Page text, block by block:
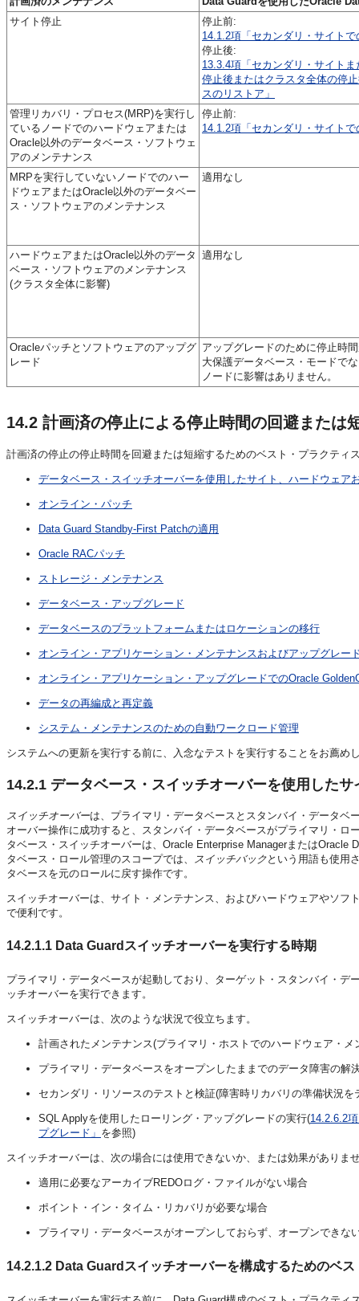
サイト停止
停止前:
14.1.2項「セカンダリ・サイト
停止後:
13.3.4項「セカンダリ・サイト
停止後またはクラスタ全体の停
スのリストア」
管理リカバリ・プロセス(MRP)を実行し
ているノードでのハードウェアまたは
Oracle以外のデータベース・ソフトウェ
アのメンテナンス
停止前:
14.1.2項「セカンダリ・サイト
MRPを実行していないノードでのハー
ドウェアまたはOracle以外のデータベー
ス・ソフトウェアのメンテナンス
適用なし
ハードウェアまたはOracle以外のデータ
ベース・ソフトウェアのメンテナンス
(クラスタ全体に影響)
適用なし
Oracleパッチとソフトウェアのアップグ
レード
アップグレードのために停止時
大保護データベース・モードで
ノードに影響はありません。
14.2 計画済の停止による停止時間の回避または
計画済の停止の停止時間を回避または短縮するためのベスト・プラクティ
データベース・スイッチオーバーを使用したサイト、ハードウェア
オンライン・パッチ
Data Guard Standby-First Patchの適用
Oracle RACパッチ
ストレージ・メンテナンス
データベース・アップグレード
データベースのプラットフォームまたはロケーションの移行
オンライン・アプリケーション・メンテナンスおよびアップグレー
オンライン・アプリケーション・アップグレードでのOracle
データの再編成と再定義
システム・メンテナンスのための自動ワークロード管理
システムへの更新を実行する前に、入念なテストを実行することをお薦め
14.2.1 データベース・スイッチオーバーを使用した
スイッチオーバーは、プライマリ・データベースとスタンバイ・データベ
オーバー操作に成功すると、スタンバイ・データベースがプライマリ・
タベース・スイッチオーバーは、Oracle Enterprise Managerまたは
タベース・ロール管理のスコープでは、
スイッチバックという用語も使用
タベースを元のロールに戻す操作です。
スイッチオーバーは、サイト・メンテナンス、およびハードウェアやソ
で便利です。
14.2.1.1 Data Guardスイッチオーバーを実行する時期
プライマリ・データベースが起動しており、ターゲット・スタンバイ・
ッチオーバーを実行できます。
スイッチオーバーは、次のような状況で役立ちます。
計画されたメンテナンス(プライマリ・ホストでのハードウェア・
プライマリ・データベースをオープンしたままでのデータ障害の解
セカンダリ・リソースのテストと検証(障害時リカバリの準備状況を
SQL Applyを使用したローリング・アップグレードの実行(14.2.6.2
プグレード」 を参照)
スイッチオーバーは、次の場合には使用できないか、または効果がありま
適用に必要なアーカイブREDOログ・ファイルがない場合
ポイント・イン・タイム・リカバリが必要な場合
プライマリ・データベースがオープンしておらず、オープンできな
14.2.1.2 Data Guardスイッチオーバーを構成するためのベ